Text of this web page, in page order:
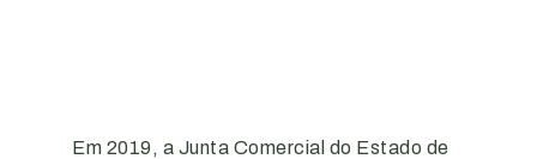
Em 2019, a Junta Comercial do Estado de